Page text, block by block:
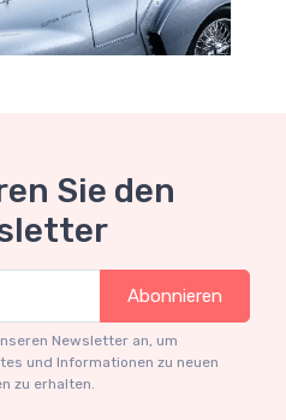
Metallic Silver Press
Sie den
Abonnieren
Newsletter an, um
und Informationen zu neuen
zu erhalten.